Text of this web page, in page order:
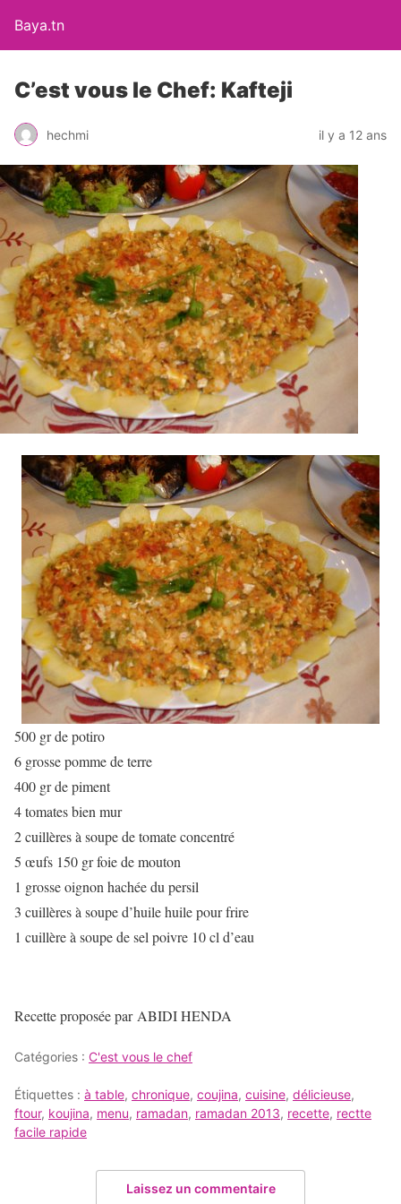
Baya.tn
C’est vous le Chef: Kafteji
hechmi il y a 12 ans
500 gr de potiro
6 grosse pomme de terre
400 gr de piment
4 tomates bien mur
2 cuillères à soupe de tomate concentré
5 œufs 150 gr foie de mouton
1 grosse oignon hachée du persil
3 cuillères à soupe d’huile huile pour frire
1 cuillère à soupe de sel poivre 10 cl d’eau
Recette proposée par ABIDI HENDA
Catégories : C'est vous le chef
Étiquettes : à table, chronique, coujina, cuisine, délicieuse,
ftour, koujina, menu, ramadan, ramadan 2013, recette, rectte
facile rapide
Laissez un commentaire